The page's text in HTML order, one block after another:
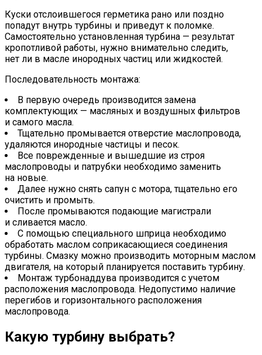
Куски отслоившегося герметика рано или поздно
попадут внутрь турбины и приведут к поломке.
Самостоятельно установленная турбина — результат
кропотливой работы, нужно внимательно следить,
нет ли в масле инородных частиц или жидкостей.
Последовательность монтажа:
В первую очередь производится замена
комплектующих — масляных и воздушных фильтров
и самого масла.
Тщательно промывается отверстие маслопровода,
удаляются инородные частицы и песок.
Все поврежденные и вышедшие из строя
маслопроводы и патрубки необходимо заменить
на новые.
Далее нужно снять сапун с мотора, тщательно его
очистить и промыть.
После промываются подающие магистрали
и сливается масло.
С помощью специального шприца необходимо
обработать маслом соприкасающиеся соединения
турбины. Смазку можно производить моторным маслом
двигателя, на который планируется поставить турбину.
Монтаж турбонаддува производится с учетом
расположения маслопровода. Недопустимо наличие
перегибов и горизонтального расположения
маслопровода.
Какую турбину выбрать?